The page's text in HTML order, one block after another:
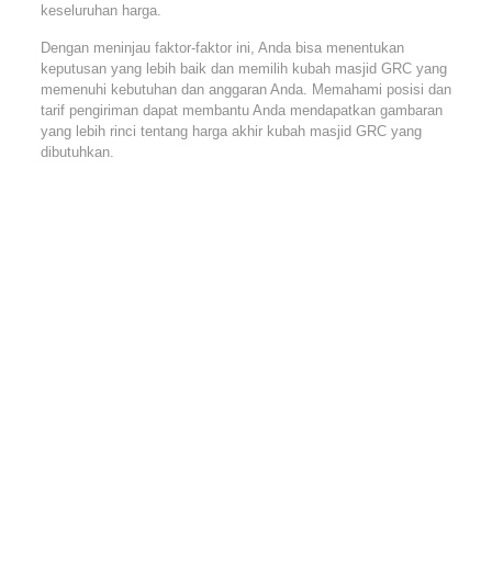
keseluruhan harga.
Dengan meninjau faktor-faktor ini, Anda bisa menentukan
keputusan yang lebih baik dan memilih kubah masjid GRC yang
memenuhi kebutuhan dan anggaran Anda. Memahami posisi dan
tarif pengiriman dapat membantu Anda mendapatkan gambaran
yang lebih rinci tentang harga akhir kubah masjid GRC yang
dibutuhkan.